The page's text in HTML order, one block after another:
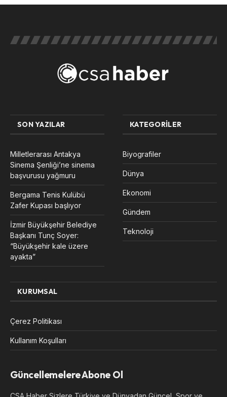
SON YAZILAR
Milletlerarası Antakya
Sinema Şenliği’ne sinema
başvurusu yağmuru
Bergama Tenis Kulübü
Zafer Kupası başlıyor
İzmir Büyükşehir Belediye
Başkanı Tunç Soyer:
“Büyükşehir kale üzere
ayakta”
KATEGORILER
Biyografiler
Dünya
Ekonomi
Gündem
Teknoloji
KURUMSAL
Çerez Politikası
Kullanım Koşulları
Güncellemelere Abone Ol